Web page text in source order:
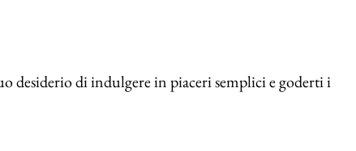
desiderio di indulgere in piaceri semplici e goderti i